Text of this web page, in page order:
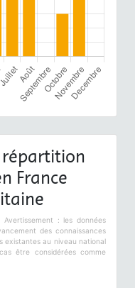
France
Avertissement : les données
des connaissances
existantes au niveau national
être considérées comme